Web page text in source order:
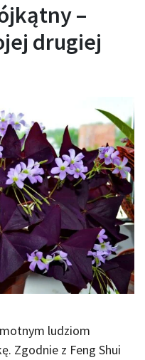
–
drugiej
ludziom
Zgodnie z Feng Shui